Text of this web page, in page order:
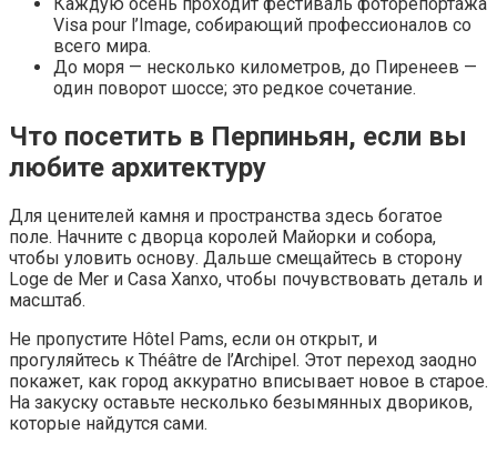
Visa pour l’Image, собирающий профессионалов со
всего мира.
До моря — несколько километров, до Пиренеев —
один поворот шоссе; это редкое сочетание.
Что посетить в Перпиньян, если вы
любите архитектуру
Для ценителей камня и пространства здесь богатое
поле. Начните с дворца королей Майорки и собора,
чтобы уловить основу. Дальше смещайтесь в сторону
Loge de Mer и Casa Xanxo, чтобы почувствовать деталь и
масштаб.
Не пропустите Hôtel Pams, если он открыт, и
прогуляйтесь к Théâtre de l’Archipel. Этот переход заодно
покажет, как город аккуратно вписывает новое в старое.
На закуску оставьте несколько безымянных двориков,
которые найдутся сами.